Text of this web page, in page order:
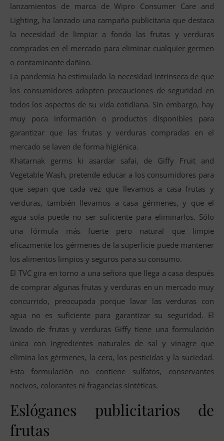
lanzamientos de marca de Wipro Consumer Care and
Lighting, ha lanzado una campaña publicitaria que destaca
la necesidad de limpiar a fondo las frutas y verduras
compradas en el mercado para eliminar cualquier germen
o contaminante dañino.
La pandemia ha estimulado la necesidad intrínseca de que
los consumidores adopten precauciones de seguridad en
todos los aspectos de su vida cotidiana. Sin embargo, hay
muy poca información o productos disponibles para
garantizar que las frutas y verduras compradas en el
mercado se laven de forma higiénica.
Khatarnak germs ki asardar safai, de Giffy Fruit and
Vegetable Wash, pretende educar a los consumidores para
que sepan que cada vez que llevamos a casa frutas y
verduras, también llevamos a casa gérmenes, y que el
agua sola puede no ser suficiente para eliminarlos. Sólo
una fórmula más fuerte pero natural que limpie
eficazmente los gérmenes de la superficie puede mantener
los alimentos limpios y seguros para su consumo.
El TVC gira en torno a una señora que llega a casa después
de comprar algunas frutas y verduras en un mercado muy
concurrido, preocupada porque lavar las verduras con
agua no es suficiente para garantizar su seguridad. El
lavado de frutas y verduras Giffy tiene una formulación
única con ingredientes naturales de sal y vinagre que
elimina los gérmenes, la cera, los pesticidas y la suciedad.
Esta formulación no contiene sulfatos, conservantes
nocivos, colorantes ni fragancias sintéticas.
Eslóganes publicitarios de
frutas